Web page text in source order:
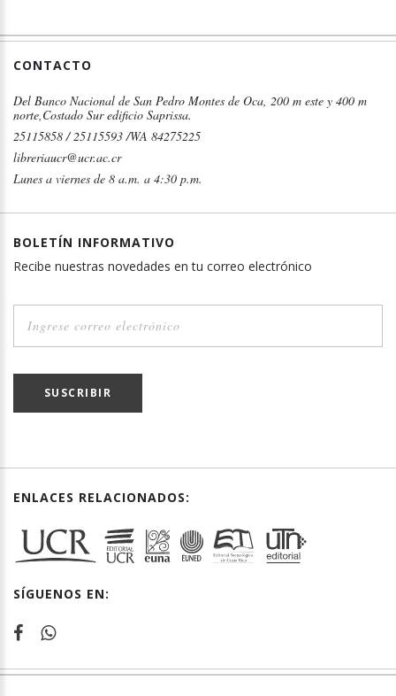
CONTACTO
Del Banco Nacional de San Pedro Montes de Oca, 200 m este y 400 m
norte,Costado Sur edificio Saprissa.
25115858 / 25115593 /WA 84275225
libreriaucr@ucr.ac.cr
Lunes a viernes de 8 a.m. a 4:30 p.m.
BOLETÍN INFORMATIVO
Recibe nuestras novedades en tu correo electrónico
SUSCRIBIR
ENLACES RELACIONADOS:
SÍGUENOS EN: